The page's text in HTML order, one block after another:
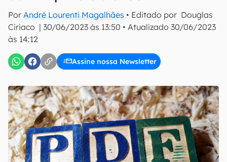
Por André Lourenti Magalhães • Editado por Douglas
Ciriaco | 30/06/2023 às 13:50 • Atualizado 30/06/2023
às 14:12
Assine nossa Newsletter
Confirmo que li, aceito e concordo com os Termos de
Uso e Política de Privacidade do Canaltech.